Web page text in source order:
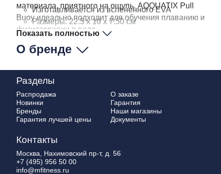
материала, приятного на ощупь. AQQUATIX Pull
Buoy идеально подходит для обучения плаванию и
физиотерапии в воде.
Изготавливается из вспененного EVA
Размеры: 22.5 x 10 x 7.50 см
Сделано в Испании
Показать полностью
О бренде
Разделы
Распродажа
Новинки
Бренды
Гарантия лучшей цены
О заказе
Гарантия
Наши магазины
Документы
Контакты
Москва, Нахимовский пр-т, д. 56
+7 (495) 956 50 00
info@mfitness.ru